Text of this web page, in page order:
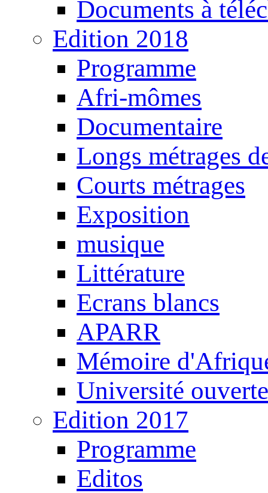
Documents à
Edition 2018
Programme
Afri-mômes
Documentaire
Longs métrages
Courts métrages
Exposition
musique
Littérature
Ecrans blancs
APARR
Mémoire
Université ouverte
Edition 2017
Programme
Editos